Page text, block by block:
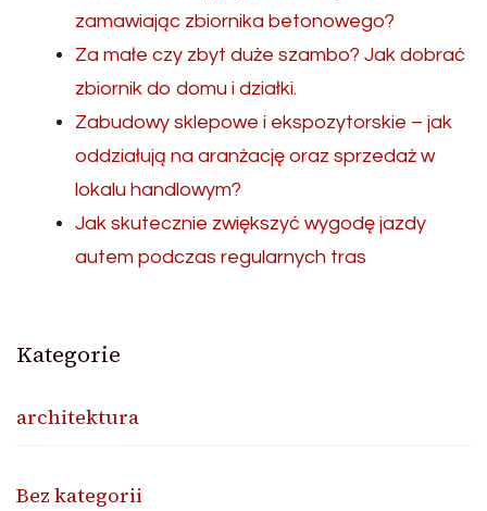
zamawiając zbiornika betonowego?
Za małe czy zbyt duże szambo? Jak dobrać
zbiornik do domu i działki.
Zabudowy sklepowe i ekspozytorskie – jak
oddziałują na aranżację oraz sprzedaż w
lokalu handlowym?
Jak skutecznie zwiększyć wygodę jazdy
autem podczas regularnych tras
Kategorie
architektura
Bez kategorii